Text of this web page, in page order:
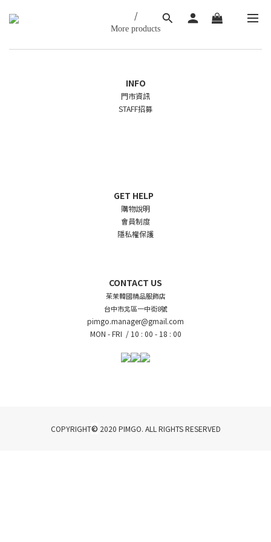
/
More products
INFO
門市資訊
STAFF招募
GET HELP
購物說明
會員制度
隱私權保護
CONTACT US
茱茉韓國精品服飾店
台中市北區一中街8號
pimgo.manager@gmail.com
MON - FRI / 10 : 00 - 18 : 00
COPYRIGHT© 2020 PIMGO. ALL RIGHTS RESERVED